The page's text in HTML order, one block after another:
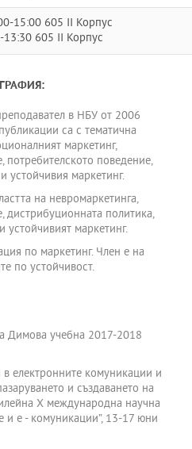
15:00 605 II Корпус
13:30 605 II Корпус
в НБУ от 2006
са с тематична
маркетинг,
поведение,
устойчивия маркетинг.
на невромаркетинга,
дистрибуционната политика,
устойчивият маркетинг.
по маркетинг. Член е на
по устойчивост.
Димова учебна 2017-2018
електронните комуникации и
и създаването на
Х международна научна
и е - комуникации”, 13-17 юни